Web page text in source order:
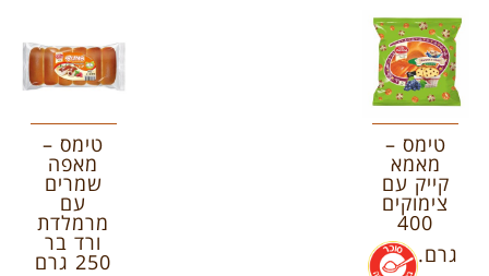
טימס –
מאמא
קייק עם
צימוקים
400
גרם.
.
טימס –
מאפה
שמרים
עם
מרמלדת
ורד בר
250 גרם